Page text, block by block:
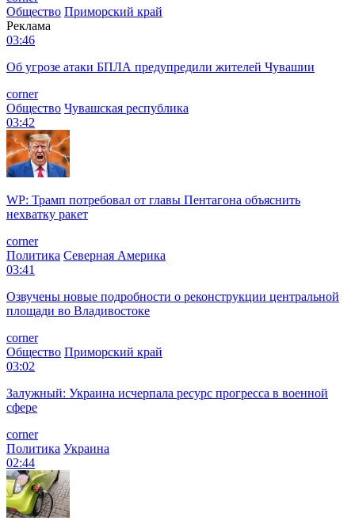
Общество Приморский край
Реклама
03:46
Об угрозе атаки БПЛА предупредили жителей Чувашии
corner
Общество Чувашская республика
03:42
WP: Трамп потребовал от главы Пентагона объяснить
нехватку ракет
corner
Политика Северная Америка
03:41
Озвучены новые подробности о реконструкции центральной
площади во Владивостоке
corner
Общество Приморский край
03:02
Залужный: Украина исчерпала ресурс прогресса в военной
сфере
corner
Политика Украина
02:44